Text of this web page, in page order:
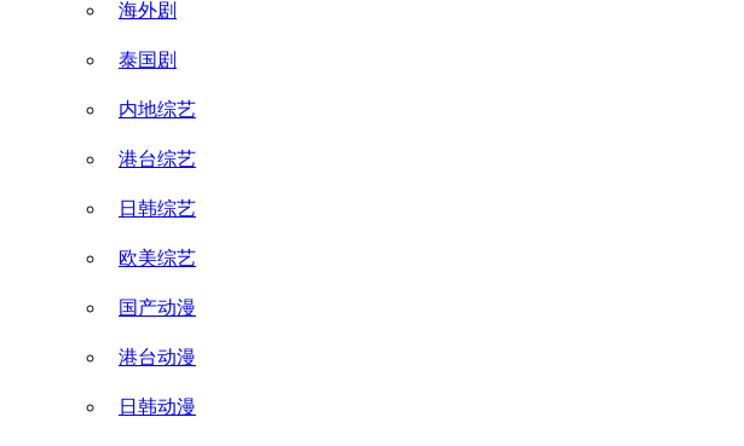
海外剧
泰国剧
内地综艺
港台综艺
日韩综艺
欧美综艺
国产动漫
港台动漫
日韩动漫